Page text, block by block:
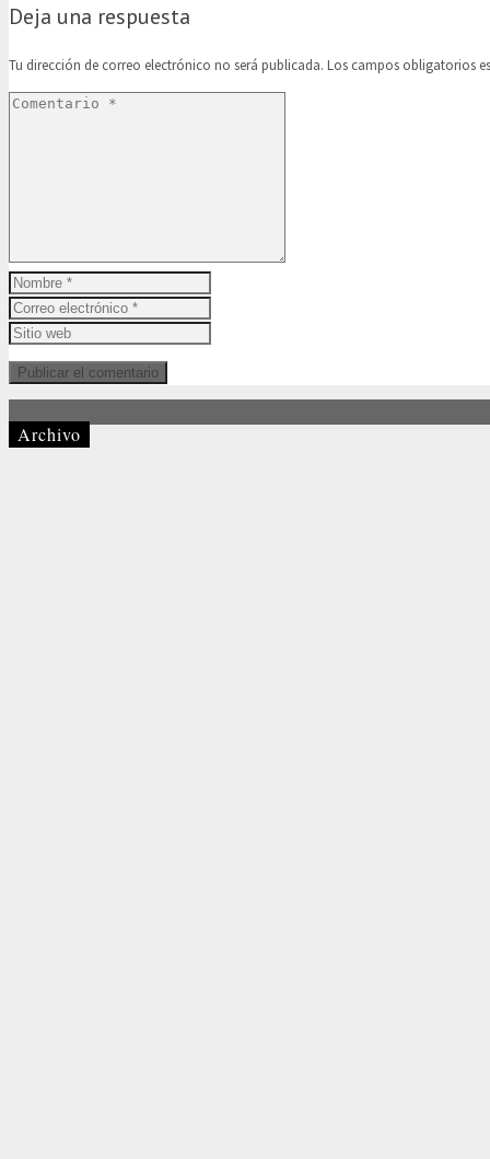
Deja una respuesta
Tu dirección de correo electrónico no será publicada. Los campos obligatorios